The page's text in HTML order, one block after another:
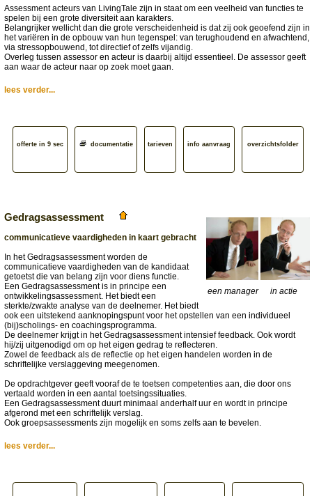
Assessment acteurs van LivingTale zijn in staat om een veelheid van functies te
spelen bij een grote diversiteit aan karakters.
Belangrijker wellicht dan die grote verscheidenheid is dat zij ook geoefend zijn in
het variëren in de opbouw van hun tegenspel: van terughoudend en afwachtend,
via stressopbouwend, tot directief of zelfs vijandig.
Overleg tussen assessor en acteur is daarbij altijd essentieel. De assessor geeft
aan waar de acteur naar op zoek moet gaan.
lees verder...
offerte in 9 sec documentatie tarieven info aanvraag overzichtsfolder
een manager in actie
Gedragsassessment
communicatieve vaardigheden in kaart gebracht
In het Gedragsassessment worden de
communicatieve vaardigheden van de kandidaat
getoetst die van belang zijn voor diens functie.
Een Gedragsassessment is in principe een
ontwikkelingsassessment. Het biedt een
sterkte/zwakte analyse van de deelnemer. Het biedt
ook een uitstekend aanknopingspunt voor het opstellen van een individueel
(bij)scholings- en coachingsprogramma.
De deelnemer krijgt in het Gedragsassessment intensief feedback. Ook wordt
hij/zij uitgenodigd om op het eigen gedrag te reflecteren.
Zowel de feedback als de reflectie op het eigen handelen worden in de
schriftelijke verslaggeving meegenomen.
De opdrachtgever geeft vooraf de te toetsen competenties aan, die door ons
vertaald worden in een aantal toetsingssituaties.
Een Gedragsassessment duurt minimaal anderhalf uur en wordt in principe
afgerond met een schriftelijk verslag.
Ook groepsassessments zijn mogelijk en soms zelfs aan te bevelen.
lees verder...